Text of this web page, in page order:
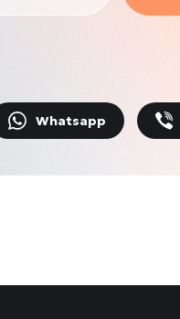
Whatsapp